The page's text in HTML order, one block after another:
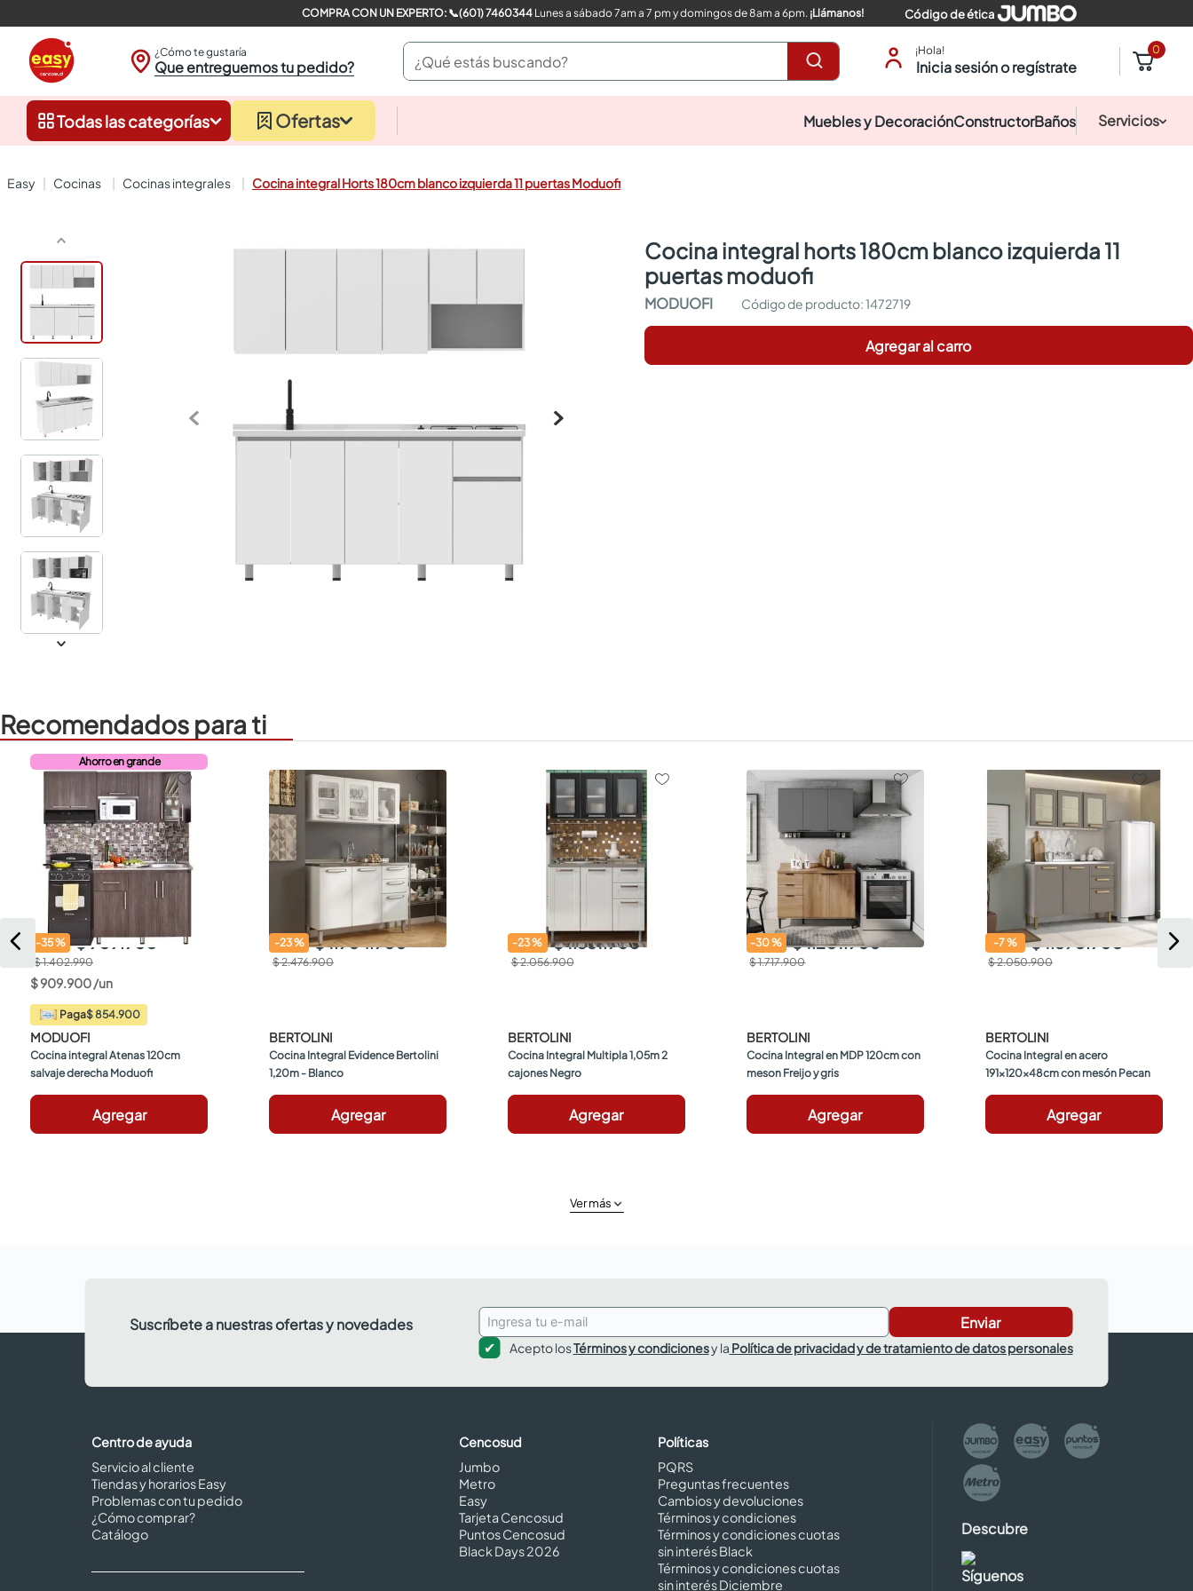
COMPRA CON UN EXPERTO: 📞(601) 7460344Lunes a sábado 7am a 7 pm y domingos de 8am a 6pm. ¡Llámanos! Código de ética
¿Cómo te gustaría
Que entreguemos tu pedido?
¿Qué estás buscando? ¡Hola!
Inicia sesión o regístrate
0
Todas las categorías Ofertas Muebles y DecoraciónConstructorBaños Servicios
cocinas cocinas integrales Cocina integral Horts 180cm blanco izquierda 11 puertas Moduofi
cocina integral horts 180cm blanco izquierda 11
puertas moduofi
MODUOFI :1472719
Agregar al carro
Recomendados para ti
Ahorro en grande
-35% $ 909.900
$ 1.402.990
$909.900/un
Paga$ 854.900
MODUOFI
Cocina integral Atenas 120cm
salvaje derecha Moduofi
Agregar
-23% $ 1.904.900
$ 2.476.900
BERTOLINI
Cocina Integral Evidence Bertolini
1,20m - Blanco
Agregar
-23% $ 1.581.900
$ 2.056.900
BERTOLINI
Cocina Integral Multipla 1,05m 2
cajones Negro
Agregar
-30% $ 1.201.900
$ 1.717.900
BERTOLINI
Cocina Integral en MDP 120cm con
meson Freijo y gris
Agregar
-7% $ 1.890.900
$ 2.050.900
BERTOLINI
Cocina Integral en acero
191x120x48cm con mesón Pecan
Agregar
Ver más
Suscríbete a nuestras ofertas y novedades Enviar
Acepto losTérminos y condicionesy la Política de privacidad y de tratamiento de datos personales
Centro de ayuda
Servicio al cliente
Tiendas y horarios Easy
Problemas con tu pedido
¿Cómo comprar?
Catálogo
Cencosud
Jumbo
Metro
Easy
Tarjeta Cencosud
Puntos Cencosud
Black Days 2026
Políticas
PQRS
Preguntas frecuentes
Cambios y devoluciones
Términos y condiciones
Términos y condiciones cuotas
sin interés Black
Términos y condiciones cuotas
sin interés Diciembre
Descubre
Síguenos
closet
sanitarios
pisos